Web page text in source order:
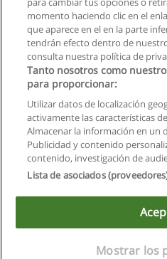
Solicita
Privacidad
Contactar
Copyright © Educaedu
Este sitio
Si continua navegando,
momento haciendo clic en el
que aparece en el en la parte
tendrán efecto dentro de
consulta nuestra política de
Tanto nosotros como
para proporcionar:
Utilizar datos de localización
activamente las características
Almacenar la información en un
Publicidad y contenido
contenido, investigación de
Lista de asociados
Mostrar los